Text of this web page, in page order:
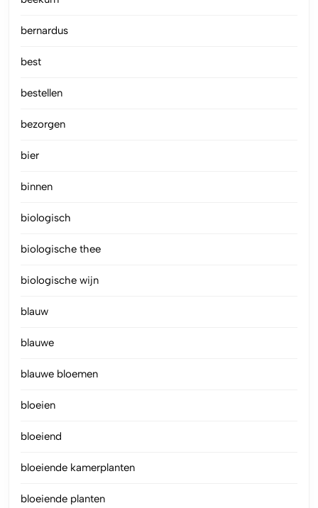
bernardus
best
bestellen
bezorgen
bier
binnen
biologisch
biologische thee
biologische wijn
blauw
blauwe
blauwe bloemen
bloeien
bloeiend
bloeiende kamerplanten
bloeiende planten